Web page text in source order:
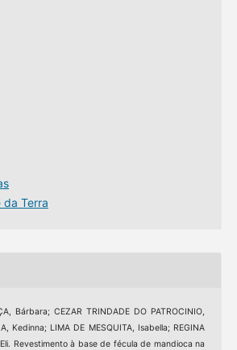
da Terra
Bárbara; CEZAR TRINDADE DO PATROCINIO,
Kedinna; LIMA DE MESQUITA, Isabella; REGINA
Revestimento à base de fécula de mandioca na